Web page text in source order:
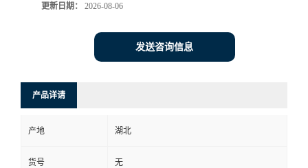
更新日期： 2026-08-06
发送咨询信息
产品详请
产地 湖北
货号 无